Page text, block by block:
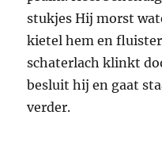
stukjes Hij morst
kietel hem en
schaterlach klinkt
besluit hij en gaat
verder.